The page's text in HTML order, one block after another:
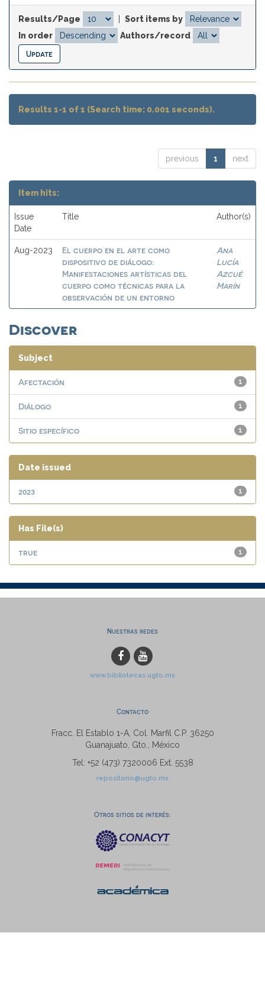
Results/Page
Sort items by
In order
Authors/record
Results 1-1 of 1 (Search time: 0.001 seconds).
previous 1 next
Item hits:
Issue
Date
Title Author(s)
Aug-2023
El cuerpo en el arte como
dispositivo de diálogo:
Manifestaciones artísticas del
cuerpo como técnicas para la
observación de un entorno
Ana
Lucía
Azcué
Marín
Discover
Subject
1
Afectación
1
Diálogo
1
Sitio específico
Date issued
1
2023
Has File(s)
1
true
Nuestras redes
www.bibliotecas.ugto.mx
Contacto
Fracc. El Establo 1-A, Col. Marfil C.P. 36250
Guanajuato, Gto., México
Tel: +52 (473) 7320006 Ext. 5538
repositorio@ugto.mx
Otros sitios de interés: